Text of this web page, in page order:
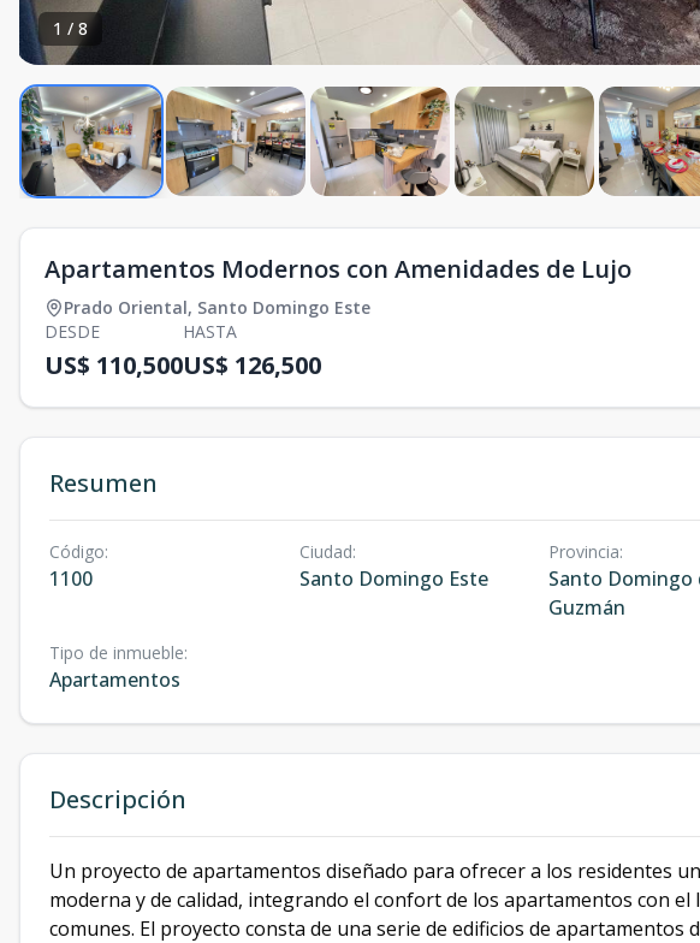
1 / 8
Apartamentos Modernos con Amenidades de Lujo
Prado Oriental, Santo Domingo Este
DESDE
US$ 110,500
HASTA
US$ 126,500
Resumen
Código:
1100
Ciudad:
Santo Domingo Este
Provincia:
Santo Domingo
Guzmán
Tipo de inmueble:
Apartamentos
Descripción
Un proyecto de apartamentos diseñado para ofrecer a los residentes
moderna y de calidad, integrando el confort de los apartamentos con el
comunes. El proyecto consta de una serie de edificios de apartamentos